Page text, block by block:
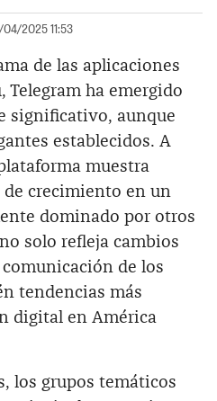
2025 11:53
de las aplicaciones
Telegram ha emergido
significativo, aunque
establecidos. A
muestra
crecimiento en un
dominado por otros
solo refleja cambios
de los
tendencias más
digital en América
los grupos temáticos